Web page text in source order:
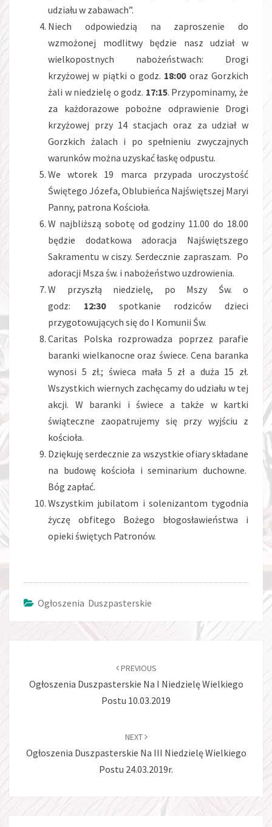
udziału w zabawach”.
Niech odpowiedzią na zaproszenie do
wzmożonej modlitwy będzie nasz udział w
wielkopostnych nabożeństwach: Drogi
krzyżowej w piątki o godz. 18:00oraz Gorzkich
żali w niedzielę o godz. 17:15. Przypominamy, że
za każdorazowe pobożne odprawienie Drogi
krzyżowej przy 14 stacjach oraz za udział w
Gorzkich żalach i po spełnieniu zwyczajnych
warunków można uzyskać łaskę odpustu.
We wtorek 19 marca przypada uroczystość
Świętego Józefa, Oblubieńca Najświętszej Maryi
Panny, patrona Kościoła.
W najbliższą sobotę od godziny 11.00 do 18.00
będzie dodatkowa adoracja Najświętszego
Sakramentu w ciszy. Serdecznie zapraszam. Po
adoracji Msza św. i nabożeństwo uzdrowienia.
W przyszłą niedzielę, po Mszy Św. o
godz: 12:30spotkanie rodziców dzieci
przygotowujących się do I Komunii Św.
Caritas Polska rozprowadza poprzez parafie
baranki wielkanocne oraz świece. Cena baranka
wynosi 5 zł.; świeca mała 5 zł a duża 15 zł.
Wszystkich wiernych zachęcamy do udziału w tej
akcji. W baranki i świece a także w kartki
świąteczne zaopatrujemy się przy wyjściu z
kościoła.
Dziękuję serdecznie za wszystkie ofiary składane
na budowę kościoła i seminarium duchowne.
Bóg zapłać.
Wszystkim jubilatom i solenizantom tygodnia
życzę obfitego Bożego błogosławieństwa i
opieki świętych Patronów.
Ogłoszenia Duszpasterskie
PREVIOUS
Ogłoszenia Duszpasterskie Na I Niedzielę Wielkiego
Postu 10.03.2019
NEXT
Ogłoszenia Duszpasterskie Na III Niedzielę Wielkiego
Postu 24.03.2019r.